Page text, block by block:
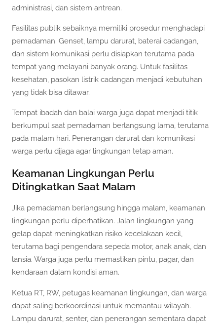
administrasi, dan sistem antrean.
Fasilitas publik sebaiknya memiliki prosedur menghadapi
pemadaman. Genset, lampu darurat, baterai cadangan,
dan sistem komunikasi perlu disiapkan terutama pada
tempat yang melayani banyak orang. Untuk fasilitas
kesehatan, pasokan listrik cadangan menjadi kebutuhan
yang tidak bisa ditawar.
Tempat ibadah dan balai warga juga dapat menjadi titik
berkumpul saat pemadaman berlangsung lama, terutama
pada malam hari. Penerangan darurat dan komunikasi
warga perlu dijaga agar lingkungan tetap aman.
Keamanan Lingkungan Perlu
Ditingkatkan Saat Malam
Jika pemadaman berlangsung hingga malam, keamanan
lingkungan perlu diperhatikan. Jalan lingkungan yang
gelap dapat meningkatkan risiko kecelakaan kecil,
terutama bagi pengendara sepeda motor, anak anak, dan
lansia. Warga juga perlu memastikan pintu, pagar, dan
kendaraan dalam kondisi aman.
Ketua RT, RW, petugas keamanan lingkungan, dan warga
dapat saling berkoordinasi untuk memantau wilayah.
Lampu darurat, senter, dan penerangan sementara dapat